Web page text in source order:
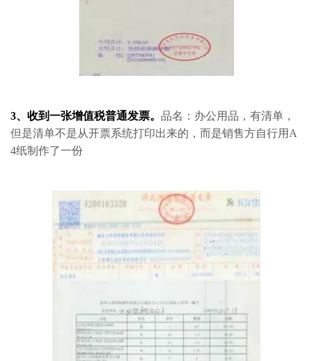
3、收到一张增值税普通发票。 品名：办公用品，有清单，
但是清单不是从开票系统打印出来的，而是销售方自行用A
4纸制作了一份